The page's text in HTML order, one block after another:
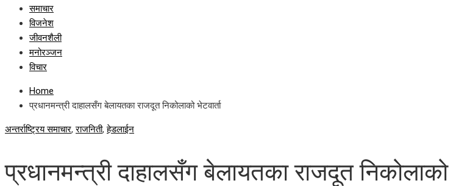
समाचार
विजनेश
जीवनशैली
मनोरञ्जन
विचार
Home
प्रधानमन्त्री दाहालसँग बेलायतका राजदूत निकोलाको भेटवार्ता
अन्तर्राष्ट्रिय समाचार,राजनिती,हेडलाईन
प्रधानमन्त्री दाहालसँग बेलायतका राजदूत निकोलाको